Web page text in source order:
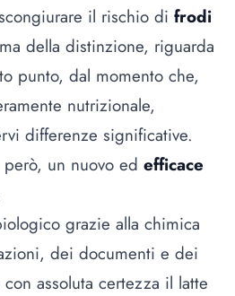
il rischio di frodi
della distinzione, riguarda
punto, dal momento che,
nutrizionale,
differenze significative.
un nuovo ed efficace
grazie alla chimica
dei documenti e dei
assoluta certezza il latte